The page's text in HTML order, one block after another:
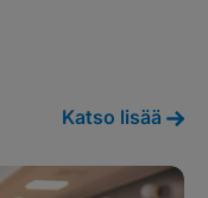
Katso lisää